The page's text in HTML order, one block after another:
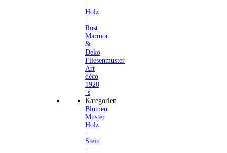
Holz
Rost
Marmor
&
Deko
Fliesenmuster
Art
déco
1920
´s
Kategorien
Blumen
Muster
Holz
Stein